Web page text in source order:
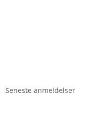
Seneste anmeldelser